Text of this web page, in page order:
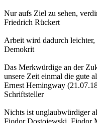
Nur aufs Ziel zu sehen,
Friedrich Rückert
Arbeit wird dadurch leichter,
Demokrit
Das Merkwürdige an der
unsere Zeit einmal die gute
Ernest Hemingway
Schriftsteller
Nichts ist unglaubwürdiger
Fjodor Dostojewski, Fjodor